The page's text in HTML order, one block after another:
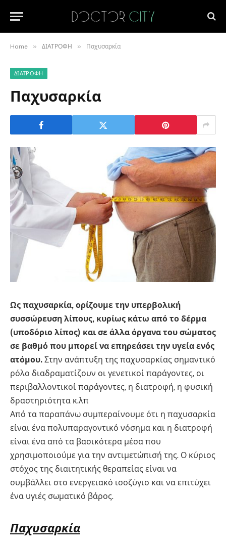
Home » ΔΙΑΤΡΟΦΗ » Παχυσαρκία
ΔΙΑΤΡΟΦΗ
Παχυσαρκία
Ως παχυσαρκία, ορίζουμε την υπερβολική
συσσώρευση λίπους, κυρίως κάτω από το δέρμα
(υποδόριο λίπος) και σε άλλα όργανα του σώματος
σε βαθμό που μπορεί να επηρεάσει την υγεία ενός
ατόμου. Στην ανάπτυξη της παχυσαρκίας σημαντικό
ρόλο διαδραματίζουν οι γενετικοί παράγοντες, οι
περιβαλλοντικοί παράγοντες, η διατροφή, η φυσική
δραστηριότητα κ.λπ
Από τα παραπάνω συμπεραίνουμε ότι η παχυσαρκία
είναι ένα πολυπαραγοντικό νόσημα και η διατροφή
είναι ένα από τα βασικότερα μέσα που
χρησιμοποιούμε για την αντιμετώπισή της. Ο κύριος
στόχος της διαιτητικής θεραπείας είναι να
συμβάλλει στο ενεργειακό ισοζύγιο και να επιτύχει
ένα υγιές σωματικό βάρος.
Παχυσαρκία